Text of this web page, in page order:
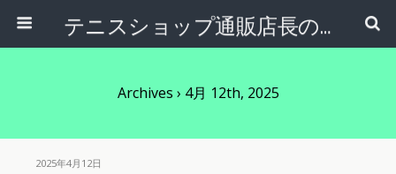
テニスショップ通販店長のブログ＠テニスショップLAFINO 西山克久
Archives › 4月 12th, 2025
2025年4月12日